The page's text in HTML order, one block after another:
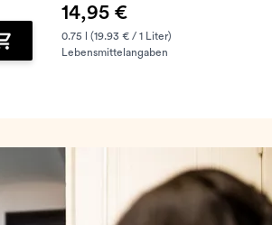
Zum Warenkorb hinzufügen
14,95 €
0.75 l (19.93 € / 1 Liter)
Lebensmittelangaben